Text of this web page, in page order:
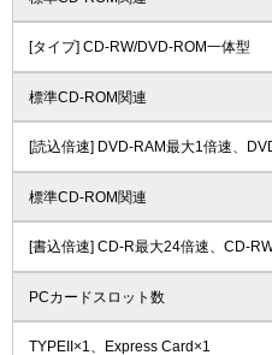
[タイプ] CD-RW/DVD-ROM一体型
標準CD-ROM関連
[読込倍速] DVD-RAM最大1倍速、
標準CD-ROM関連
[書込倍速] CD-R最大24倍速、CD-
PCカードスロット数
TYPEII×1、Express Card×1